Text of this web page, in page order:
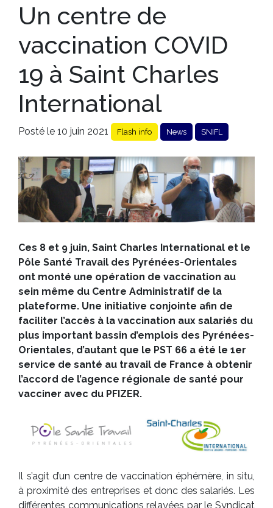
Un centre de
vaccination COVID
19 à Saint Charles
International
Posté le 10 juin 2021 Flash info News SNIFL
Ces 8 et 9 juin, Saint Charles International et le
Pôle Santé Travail des Pyrénées-Orientales
ont monté une opération de vaccination au
sein même du Centre Administratif de la
plateforme. Une initiative conjointe afin de
faciliter l’accès à la vaccination aux salariés du
plus important bassin d’emplois des Pyrénées-
Orientales, d’autant que le PST 66 a été le 1er
service de santé au travail de France à obtenir
l’accord de l’agence régionale de santé pour
vacciner avec du PFIZER.
Il s’agit d’un centre de vaccination éphémère, in situ,
à proximité des entreprises et donc des salariés. Les
différentes communications relayées par le Syndicat